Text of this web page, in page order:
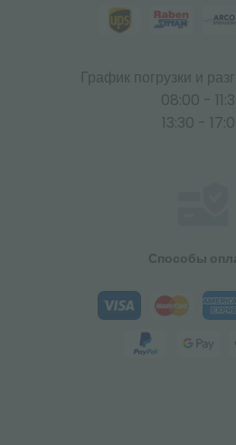
График погрузки и
08:00 -
13:30 -
Способы